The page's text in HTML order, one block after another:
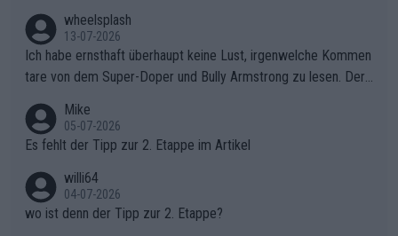
wheelsplash
13-07-2026
Ich habe ernsthaft überhaupt keine Lust, irgenwelche Kommen
tare von dem Super-Doper und Bully Armstrong zu lesen. Der
r die gehört nicht in dieses Medium!
Mike
05-07-2026
Es fehlt der Tipp zur 2. Etappe im Artikel
willi64
04-07-2026
wo ist denn der Tipp zur 2. Etappe?